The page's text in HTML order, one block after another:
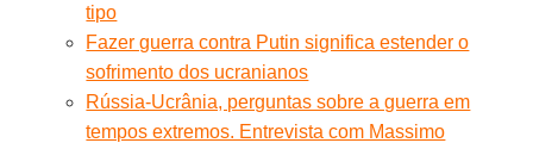
tipo
Fazer guerra contra Putin significa estender o
sofrimento dos ucranianos
Rússia-Ucrânia, perguntas sobre a guerra em
tempos extremos. Entrevista com Massimo